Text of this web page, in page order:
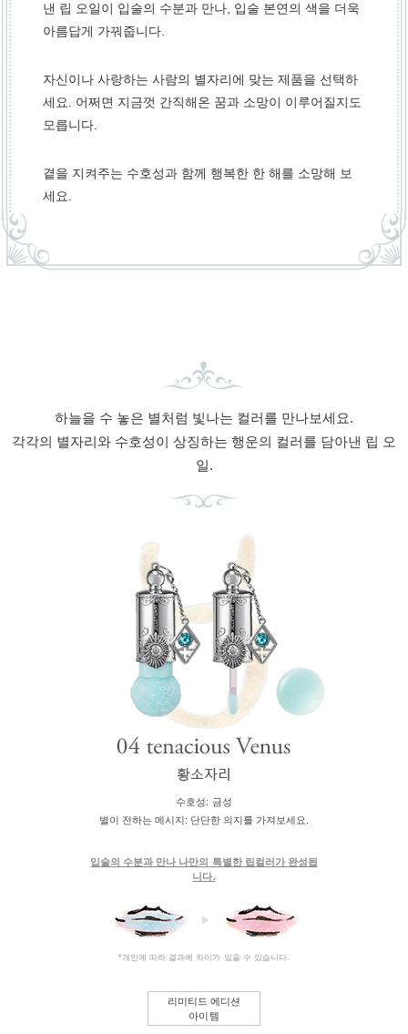
낸 립 오일이 입술의 수분과 만나, 입술 본연의 색을 더욱
아름답게 가꿔줍니다.
자신이나 사랑하는 사람의 별자리에 맞는 제품을 선택하
세요. 어쩌면 지금껏 간직해온 꿈과 소망이 이루어질지도
모릅니다.
곁을 지켜주는 수호성과 함께 행복한 한 해를 소망해 보
세요.
하늘을 수 놓은 별처럼 빛나는 컬러를 만나보세요.
각각의 별자리와 수호성이 상징하는 행운의 컬러를 담아낸 립 오
일.
수호성: 금성
별이 전하는 메시지: 단단한 의지를 가져보세요.
입술의 수분과 만나 나만의 특별한 립컬러가 완성됩
니다.
*개인에 따라 결과에 차이가 있을 수 있습니다.
리미티드 에디션
아이템